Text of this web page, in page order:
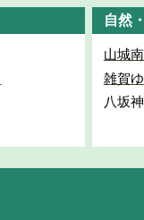
自然
山城
雑賀
八坂